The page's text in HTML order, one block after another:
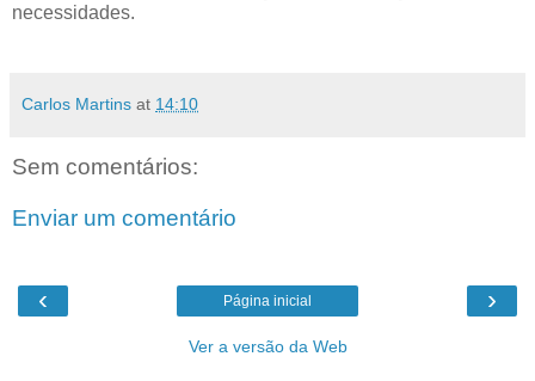
necessidades.
Carlos Martins at 14:10
Sem comentários:
Enviar um comentário
‹ ›
Página inicial
Ver a versão da Web